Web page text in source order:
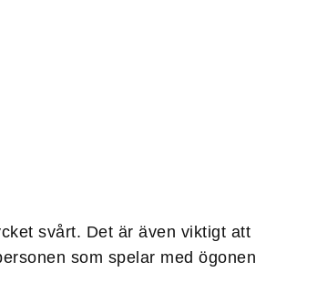
svårt. Det är även viktigt att
som spelar med ögonen